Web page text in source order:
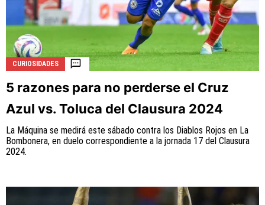
CURIOSIDADES
5 razones para no perderse el Cruz
Azul vs. Toluca del Clausura 2024
La Máquina se medirá este sábado contra los Diablos Rojos en La
Bombonera, en duelo correspondiente a la jornada 17 del Clausura
2024.